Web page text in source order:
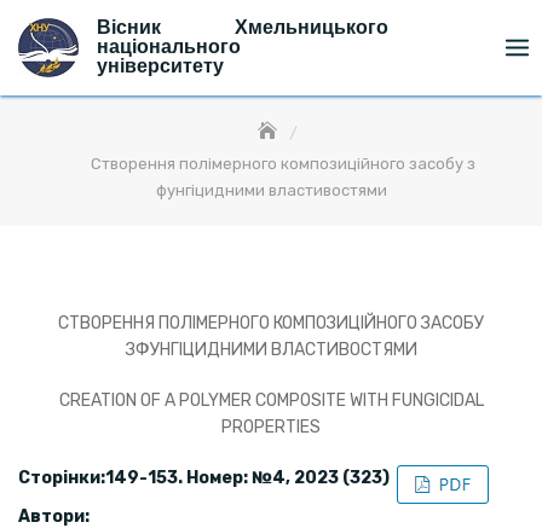
content
Вісник Хмельницького
національного
університету
Створення полімерного композиційного засобу з
фунгіцидними властивостями
СТВОРЕННЯ ПОЛІМЕРНОГО КОМПОЗИЦІЙНОГО ЗАСОБУ
ЗФУНГІЦИДНИМИ ВЛАСТИВОСТЯМИ
CREATION OF A POLYMER COMPOSITE WITH FUNGICIDAL
PROPERTIES
Сторінки:149-153. Номер: №4, 2023 (323)
Автори: